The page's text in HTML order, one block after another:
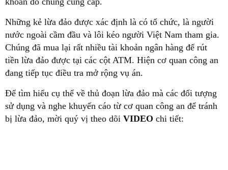
Những kẻ lừa đảo được xác định là có tổ chức, là người
nước ngoài cầm đầu và lôi kéo người Việt Nam tham gia.
Chúng đã mua lại rất nhiều tài khoản ngân hàng để rút
tiền lừa đảo được tại các cột ATM. Hiện cơ quan công an
đang tiếp tục điều tra mở rộng vụ án.
Để tìm hiểu cụ thể về thủ đoạn lừa đảo mà các đối tượng
sử dụng và nghe khuyến cáo từ cơ quan công an để tránh
bị lừa đảo, mời quý vị theo dõi VIDEO chi tiết: